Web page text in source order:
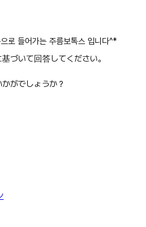
로 들어가는 주름보톡스 입니다^*
づいて回答してください。
がでしょうか？